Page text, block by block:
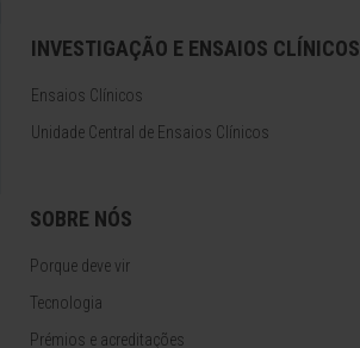
INVESTIGAÇÃO E ENSAIOS CLÍNICOS
Ensaios Clínicos
Unidade Central de Ensaios Clínicos
SOBRE NÓS
Porque deve vir
Tecnologia
Prémios e acreditações